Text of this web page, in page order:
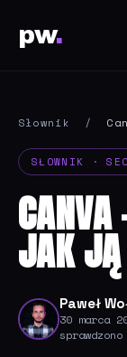
pw.
Słownik /
SŁOWNIK · SEO
JAK JĄ
Paweł
30 marca